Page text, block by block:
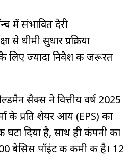
में संभावित देरी
धीमी सुधार प्रक्रिया
लिए ज्यादा निवेश की जरूरत
सैक्स ने वित्तीय वर्ष 2025
के प्रति शेयर आय (EPS) का
दिया है, साथ ही कंपनी का
बेसिस पॉइंट की कमी की है। 12